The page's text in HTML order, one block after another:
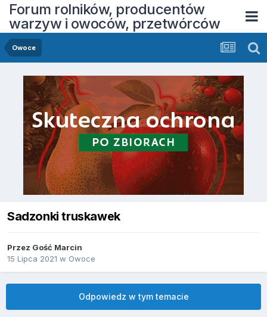
Forum rolników, producentów
warzyw i owoców, przetwórców
Owoce
Sadzonki truskawek
Przez Gość Marcin
15 Lipca 2021 w Owoce
Odpowiedz w tym temacie